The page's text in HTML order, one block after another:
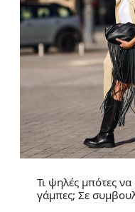
Τι ψηλές μπότες να
γάμπες; Σε